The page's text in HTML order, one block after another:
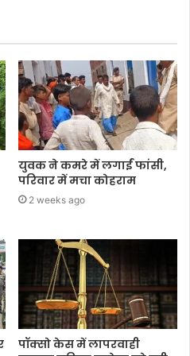
युवक ने कमरे में लगाईं फांसी,
परिवार में मचा कोहराम
2 weeks ago
पॉक्सो केस में लापरवाही